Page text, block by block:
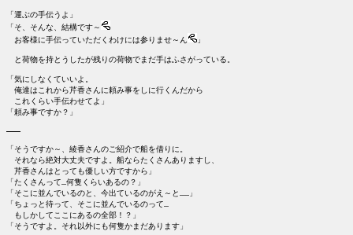
「運ぶの手伝うよ」
「そ、そんな、結構です～
お客様に手伝っていただくわけには参りませ～ん
」
と荷物を持とうしたが残りの荷物でまだ手はふさがっている。
「気にしなくていいよ。
俺達はこれから芹香さんに頼み事をしに行くんだから
これくらい手伝わせてよ」
「頼み事ですか？」
―――
「そうですか～、綾香さんのご紹介で船を借りに。
それなら絶対大丈夫ですよ。船ならたくさんありますし、
芹香さんはとっても優しい方ですから」
「たくさんって…何隻くらいあるの？」
「そこに並んでいるのと、今出ているのがえ～と……」
「ちょっと待って、そこに並んでいるのって…
もしかしてここにあるの全部！？」
「そうですよ。それ以外にも何隻かまだあります」